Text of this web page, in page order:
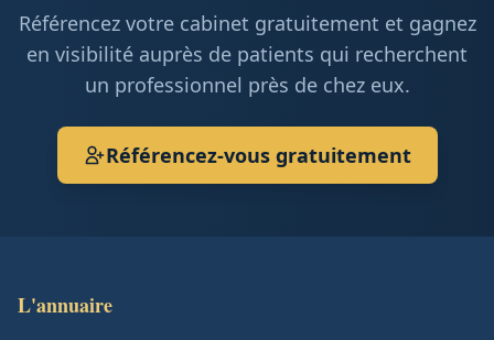
Référencez votre cabinet gratuitement et gagnez
en visibilité auprès de patients qui recherchent
un professionnel près de chez eux.
Référencez-vous gratuitement
L'annuaire